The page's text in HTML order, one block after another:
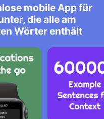
mobile App für
die alle am
Wörter enthält